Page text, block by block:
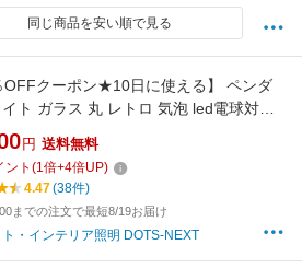
同じ商品を安い順で見る
OFFクーポン★10日に使える】 ペンダ
イト ガラス 丸 レトロ 気泡 led電球対応
ダイニング 照明 オリエンタル 5灯 バ
ャンデリア カフェ リビング 6畳 8畳 照
証 YWPL-549 -5 AM/BU/AQ 在庫 新生
ss2606tyo
円 送料無料
ント (1倍+4倍UP)
4.47(38件)
までの注文で最短8/19お届け
ト・インテリア照明 DOTS-NEXT